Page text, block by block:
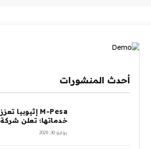
أحدث المنشورات
M-Pesa إثيوبيا تعزز
خدماتها؛ تعلن شركة
نموها
يوليو 30, 2026